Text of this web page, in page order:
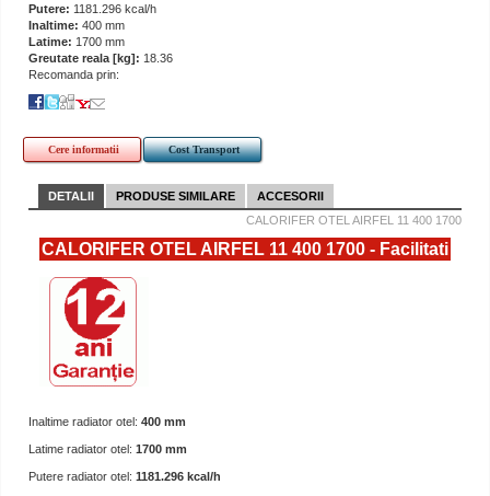
Putere: 1181.296 kcal/h
Inaltime: 400 mm
Latime: 1700 mm
Greutate reala [kg]: 18.36
Recomanda prin:
Cere informatii Cost Transport
DETALII PRODUSE SIMILARE
ACCESORII
CALORIFER OTEL AIRFEL 11 400 1700
CALORIFER OTEL AIRFEL 11 400 1700 - Facilitati
Inaltime radiator otel: 400 mm
Latime radiator otel: 1700 mm
Putere radiator otel: 1181.296 kcal/h